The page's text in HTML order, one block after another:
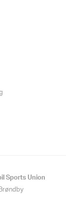
Sports Union